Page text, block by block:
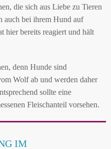
die sich aus Liebe zu Tieren
auch bei ihrem Hund auf
hier bereits reagiert und hält
denn Hunde sind
Wolf ab und werden daher
sollte eine
Fleischanteil vorsehen.
IM